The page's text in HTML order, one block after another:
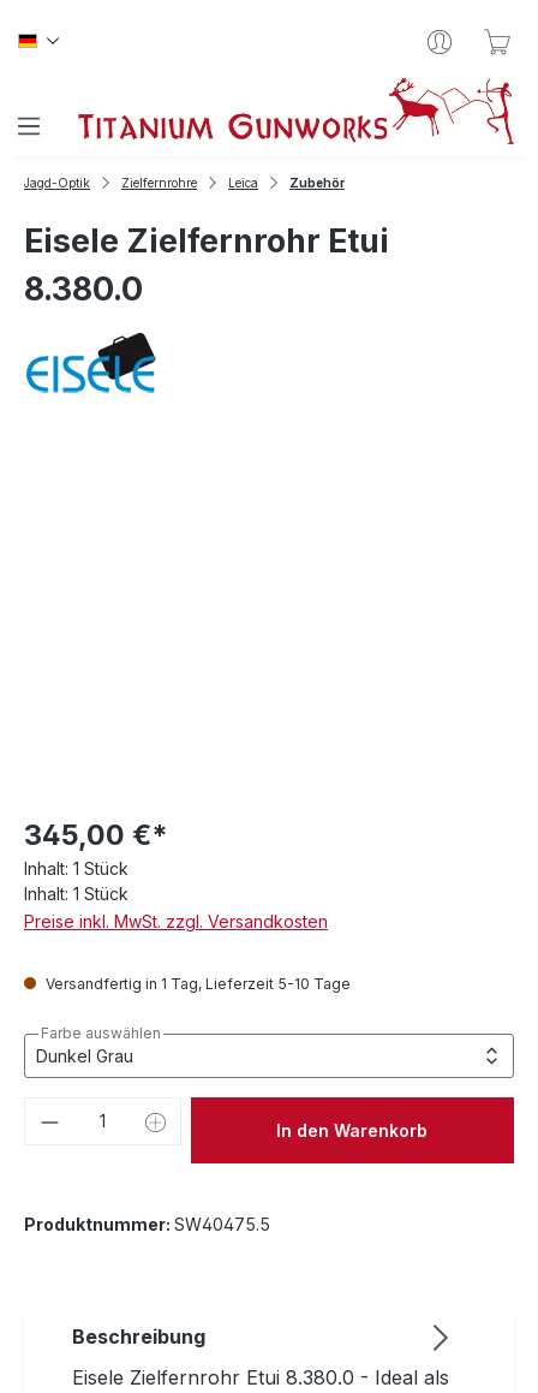
Jagd-Optik Zielfernrohre Leica Zubehör
Eisele Zielfernrohr Etui
8.380.0
345,00 €*
Inhalt: 1 Stück
Inhalt: 1 Stück
Preise inkl. MwSt. zzgl. Versandkosten
Versandfertig in 1 Tag, Lieferzeit 5-10 Tage
Farbe auswählen
Produkt Anzahl: Gib denIn den Warenkorb
Produktnummer: SW40475.5
Beschreibung
Eisele Zielfernrohr Etui 8.380.0 - Ideal als